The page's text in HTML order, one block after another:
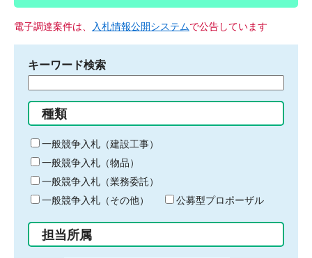
電子調達案件は、 入札情報公開システムで公告しています
キーワード検索
る
キ
ー
ワ
ー
ド
入
力
種類
一般競争入札（建設工事）
一般競争入札（物品）
一般競争入札（業務委託）
一般競争入札（その他）
公募型プロポーザル
担当所属